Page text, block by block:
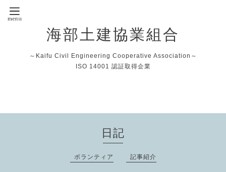
海部土建協業組合
～Kaifu Civil Engineering Cooperative Association～
ISO 14001 認証取得企業
日記
ボランティア 記事紹介